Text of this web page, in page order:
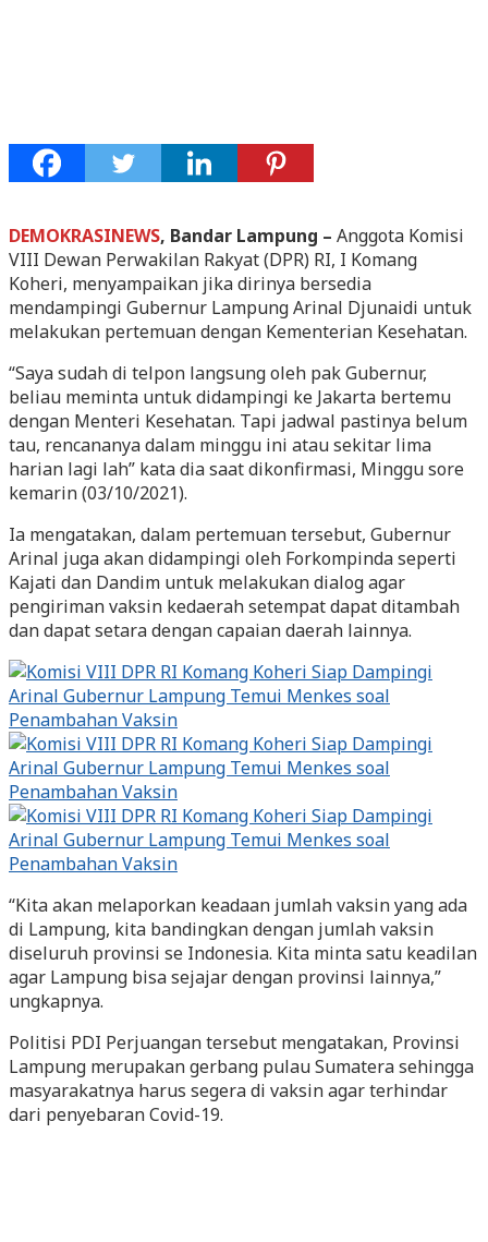
DEMOKRASINEWS, Bandar Lampung – Anggota Komisi
VIII Dewan Perwakilan Rakyat (DPR) RI, I Komang
Koheri, menyampaikan jika dirinya bersedia
mendampingi Gubernur Lampung Arinal Djunaidi untuk
melakukan pertemuan dengan Kementerian Kesehatan.
“Saya sudah di telpon langsung oleh pak Gubernur,
beliau meminta untuk didampingi ke Jakarta bertemu
dengan Menteri Kesehatan. Tapi jadwal pastinya belum
tau, rencananya dalam minggu ini atau sekitar lima
harian lagi lah” kata dia saat dikonfirmasi, Minggu sore
kemarin (03/10/2021).
Ia mengatakan, dalam pertemuan tersebut, Gubernur
Arinal juga akan didampingi oleh Forkompinda seperti
Kajati dan Dandim untuk melakukan dialog agar
pengiriman vaksin kedaerah setempat dapat ditambah
dan dapat setara dengan capaian daerah lainnya.
“Kita akan melaporkan keadaan jumlah vaksin yang ada
di Lampung, kita bandingkan dengan jumlah vaksin
diseluruh provinsi se Indonesia. Kita minta satu keadilan
agar Lampung bisa sejajar dengan provinsi lainnya,”
ungkapnya.
Politisi PDI Perjuangan tersebut mengatakan, Provinsi
Lampung merupakan gerbang pulau Sumatera sehingga
masyarakatnya harus segera di vaksin agar terhindar
dari penyebaran Covid-19.